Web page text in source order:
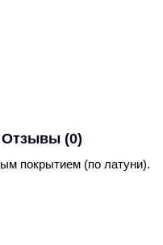
Отзывы (0)
покрытием (по латуни).